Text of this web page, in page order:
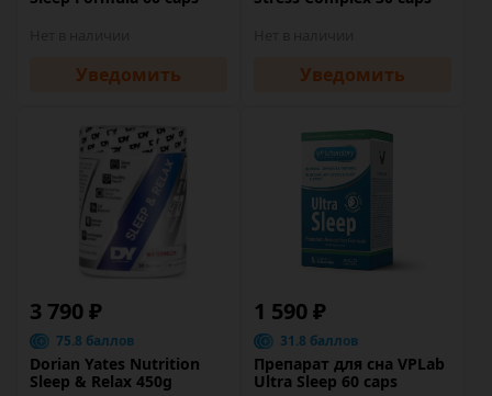
Уведомить Уведомить
3 790 ₽
75.8 баллов
Dorian Yates Nutrition
Sleep & Relax 450g
1 590 ₽
31.8 баллов
Препарат для сна VPLab
Ultra Sleep 60 caps